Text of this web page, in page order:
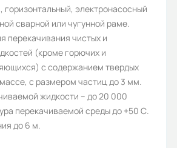
(кВт):
см2):
входе для сальника,
не более:
горизонтальный, электронасосный
сварной или чугунной раме.
перекачивания чистых и
(кроме горючих и
с содержанием твердых
с размером частиц до 3 мм.
жидкости – до 20 000
перекачиваемой среды до +50 С.
до 6 м.